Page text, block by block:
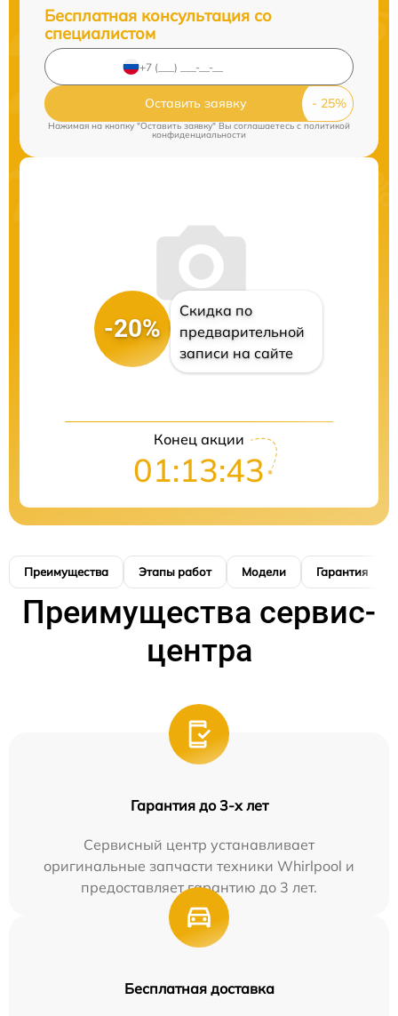
Бесплатная консультация со
специалистом
Оставить заявку
Нажимая на кнопку "Оставить заявку" Вы соглашаетесь c политикой
конфиденциальности
-20%
Скидка по
предварительной
записи на сайте
Конец акции
01:13:42
Преимущества Этапы работ Модели Гарантия
Преимущества сервис-
центра
Гарантия до 3-х лет
Сервисный центр устанавливает
оригинальные запчасти техники Whirlpool и
предоставляет гарантию до 3 лет.
Бесплатная доставка